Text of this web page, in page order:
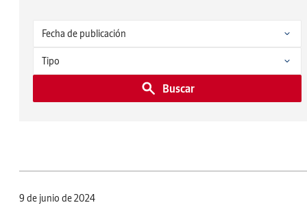
Buscar
9 de junio de 2024